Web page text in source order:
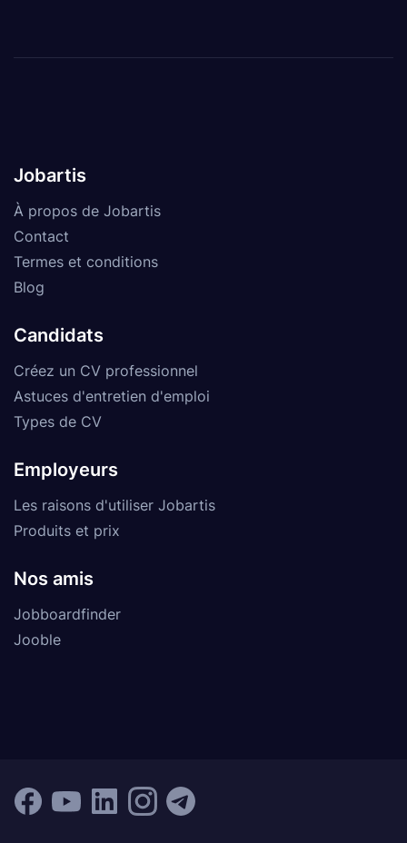
Jobartis
À propos de Jobartis
Contact
Termes et conditions
Blog
Candidats
Créez un CV professionnel
Astuces d'entretien d'emploi
Types de CV
Employeurs
Les raisons d'utiliser Jobartis
Produits et prix
Nos amis
Jobboardfinder
Jooble